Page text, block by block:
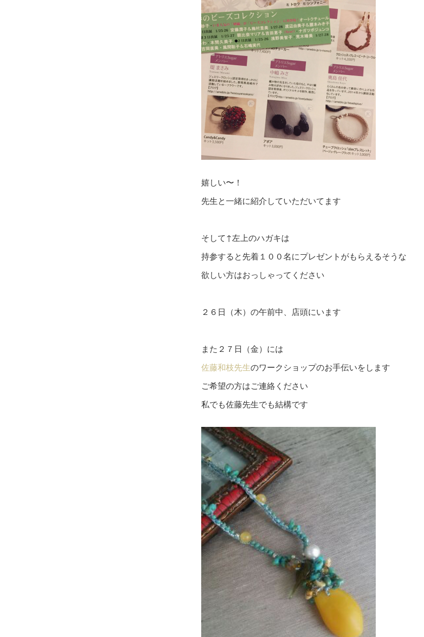
嬉しい〜！
先生と一緒に紹介していただいてます
そして↑左上のハガキは
持参すると先着１００名にプレゼントがもらえるそうな
欲しい方はおっしゃってください
２６日（木）の午前中、店頭にいます
また２７日（金）には
佐藤和枝先生のワークショップのお手伝いをします
ご希望の方はご連絡ください
私でも佐藤先生でも結構です